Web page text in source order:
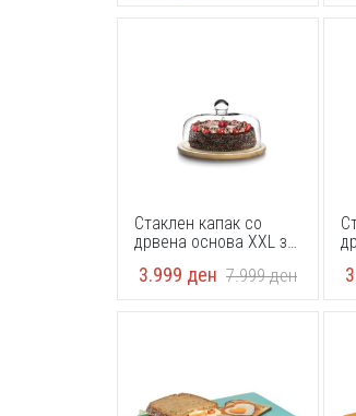
Стаклен капак со
дрвена основа XXL за
3.999 ден 7.999ден